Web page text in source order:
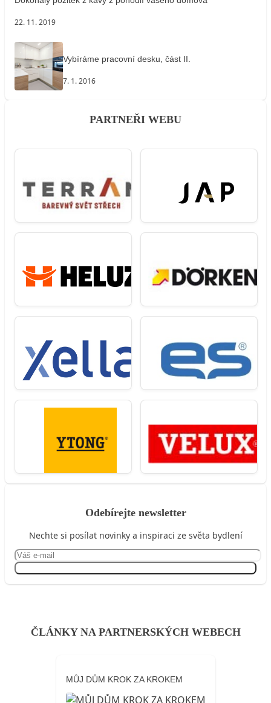
22. 11. 2019
Vybíráme pracovní desku, část II.
7. 1. 2016
PARTNEŘI WEBU
Odebírejte newsletter
Nechte si posílat novinky a inspiraci ze světa bydlení
ČLÁNKY NA PARTNERSKÝCH WEBECH
MŮJ DŮM KROK ZA KROKEM